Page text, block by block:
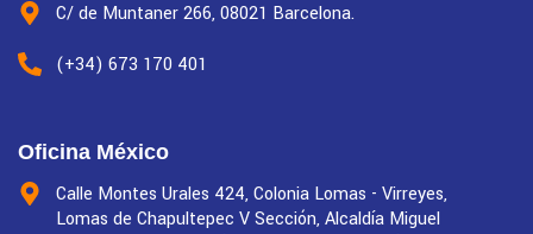
C/ de Muntaner 266, 08021 Barcelona.
(+34) 673 170 401
Oficina México
Calle Montes Urales 424, Colonia Lomas - Virreyes,
Lomas de Chapultepec V Sección, Alcaldía Miguel